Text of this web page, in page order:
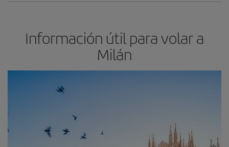
Información útil para volar a
Milán